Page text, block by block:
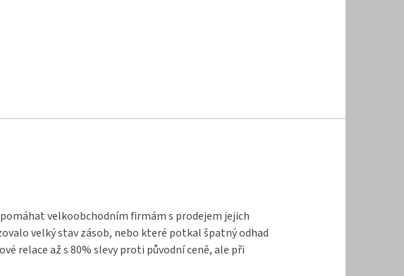
velkoobchodním firmám s prodejem jejich
velký stav zásob, nebo které potkal špatný odhad
relace až s 80% slevy proti původní ceně, ale při